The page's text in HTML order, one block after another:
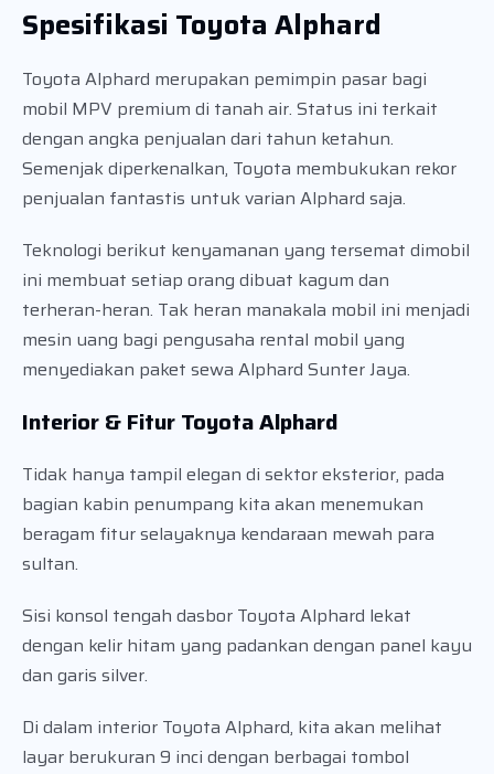
Spesifikasi Toyota Alphard
Toyota Alphard merupakan pemimpin pasar bagi
mobil MPV premium di tanah air. Status ini terkait
dengan angka penjualan dari tahun ketahun.
Semenjak diperkenalkan, Toyota membukukan rekor
penjualan fantastis untuk varian Alphard saja.
Teknologi berikut kenyamanan yang tersemat dimobil
ini membuat setiap orang dibuat kagum dan
terheran-heran. Tak heran manakala mobil ini menjadi
mesin uang bagi pengusaha rental mobil yang
menyediakan paket sewa Alphard Sunter Jaya.
Interior & Fitur Toyota Alphard
Tidak hanya tampil elegan di sektor eksterior, pada
bagian kabin penumpang kita akan menemukan
beragam fitur selayaknya kendaraan mewah para
sultan.
Sisi konsol tengah dasbor Toyota Alphard lekat
dengan kelir hitam yang padankan dengan panel kayu
dan garis silver.
Di dalam interior Toyota Alphard, kita akan melihat
layar berukuran 9 inci dengan berbagai tombol